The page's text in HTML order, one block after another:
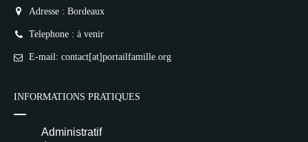
Adresse : Bordeaux
Telephone : à venir
E-mail: contact[at]portailfamille.org
INFORMATIONS PRATIQUES
Administratif